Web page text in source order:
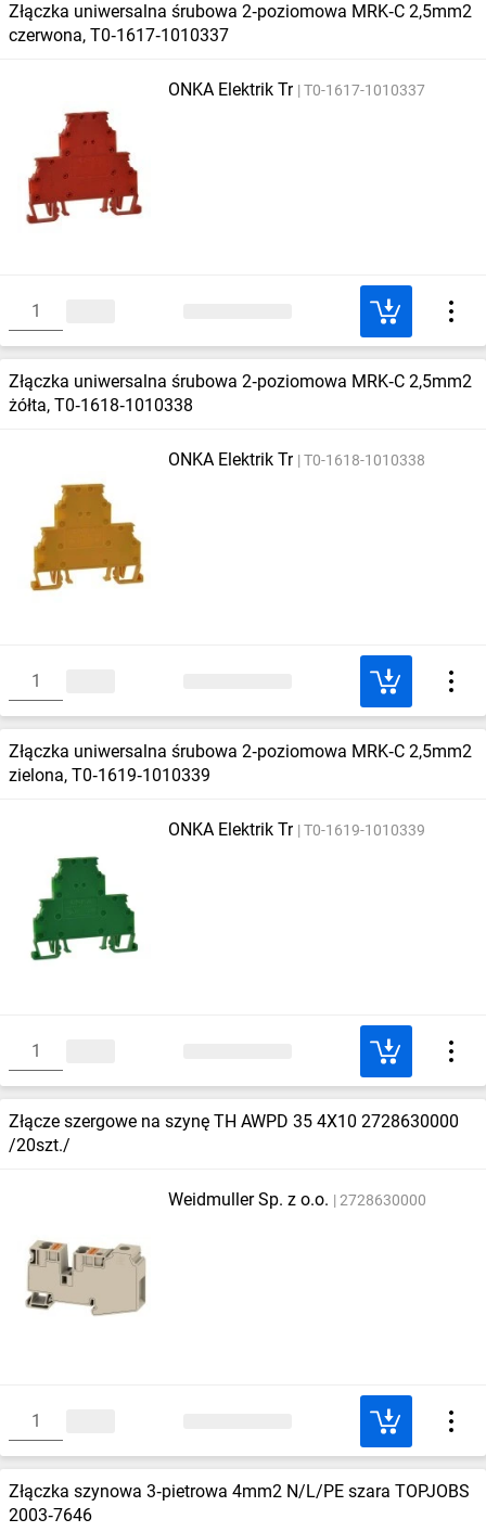
Złączka uniwersalna śrubowa 2‑poziomowa MRK‑C 2,5mm2
czerwona, T0‑1617‑1010337
ONKA Elektrik Tr T0-1617-1010337
Złączka uniwersalna śrubowa 2‑poziomowa MRK‑C 2,5mm2
żółta, T0‑1618‑1010338
ONKA Elektrik Tr T0-1618-1010338
Złączka uniwersalna śrubowa 2‑poziomowa MRK‑C 2,5mm2
zielona, T0‑1619‑1010339
ONKA Elektrik Tr T0-1619-1010339
Złącze szergowe na szynę TH AWPD 35 4X10 2728630000
/20szt./
Weidmuller Sp. z o.o. 2728630000
Złączka szynowa 3‑pietrowa 4mm2 N/L/PE szara TOPJOBS
2003‑7646